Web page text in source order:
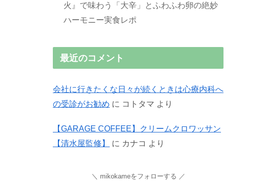
火』で味わう「大辛」とふわふわ卵の絶妙
ハーモニー実食レポ
最近のコメント
会社に行きたくな日々が続くときは心療内科へ
の受診がお勧め に コトタマ より
【GARAGE COFFEE】クリームクロワッサン
【清水屋監修】
に カナコ より
mikokameをフォローする